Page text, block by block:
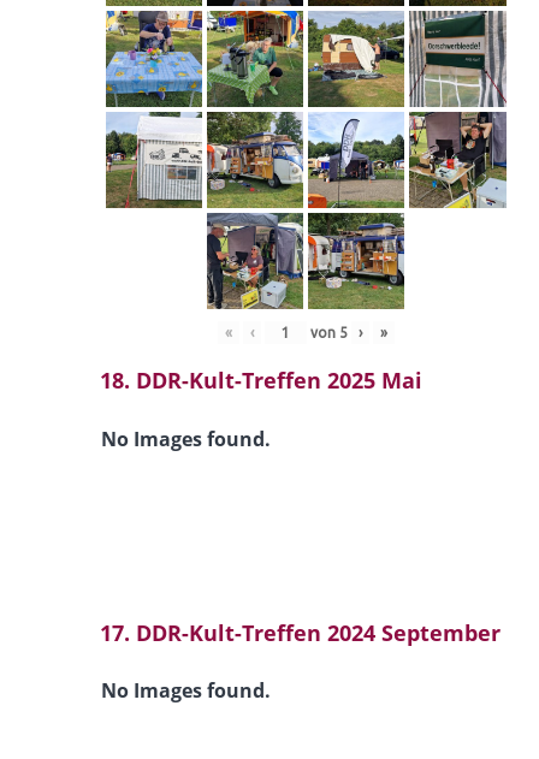
« ‹ von 5 › »
18. DDR-Kult-Treffen 2025 Mai
No Images found.
17. DDR-Kult-Treffen 2024 September
No Images found.